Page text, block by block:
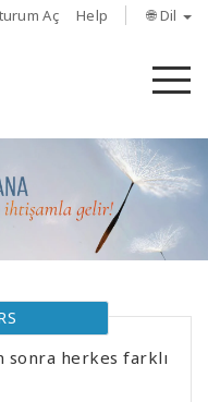
Aç Help 🌐 Dil
sonra herkes farklı